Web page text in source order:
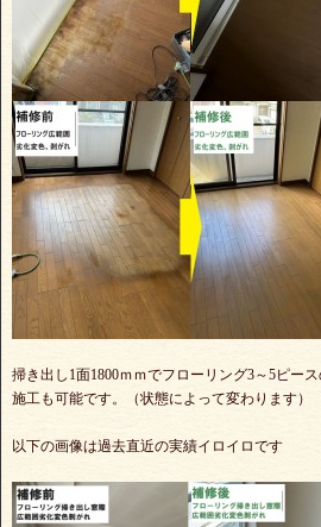
掃き出し1面1800ｍｍでフローリング3～5ピー
施工も可能です。（状態によって変わります）
以下の画像は過去直近の実績イロイロです